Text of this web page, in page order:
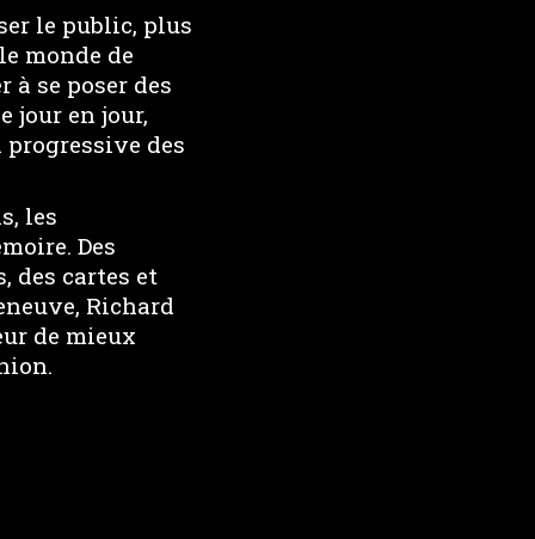
le public, plus
monde de
se poser des
jour en jour,
des
les
Des
des cartes et
Richard
de mieux